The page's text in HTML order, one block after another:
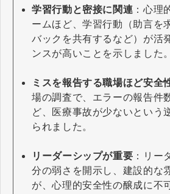
学習行動と密接に関連 ：心理
ームほど、学習行動（助言を
バックを共有するなど）が活
ンスが高いことを示しました。
ミスを報告する職場ほど安全
場の調査で、エラーの報告件
ど、医療事故が少ないという
られました。
リーダーシップが重要 ：リー
分の弱さを開示し、建設的な
が、心理的安全性の醸成に不